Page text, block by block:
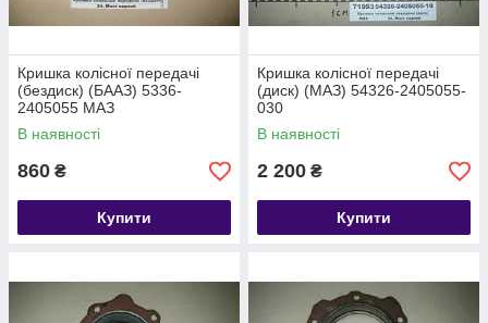
Кришка колісної передачі
(бездиск) (БААЗ) 5336-
2405055 МАЗ
В наявності
860 ₴
Купити
Кришка колісної передачі
(диск) (МАЗ) 54326-2405055-
030
В наявності
2 200 ₴
Купити